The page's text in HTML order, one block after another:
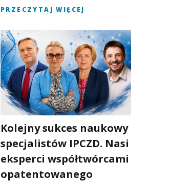
PRZECZYTAJ WIĘCEJ
Kolejny sukces naukowy
specjalistów IPCZD. Nasi
eksperci współtwórcami
opatentowanego